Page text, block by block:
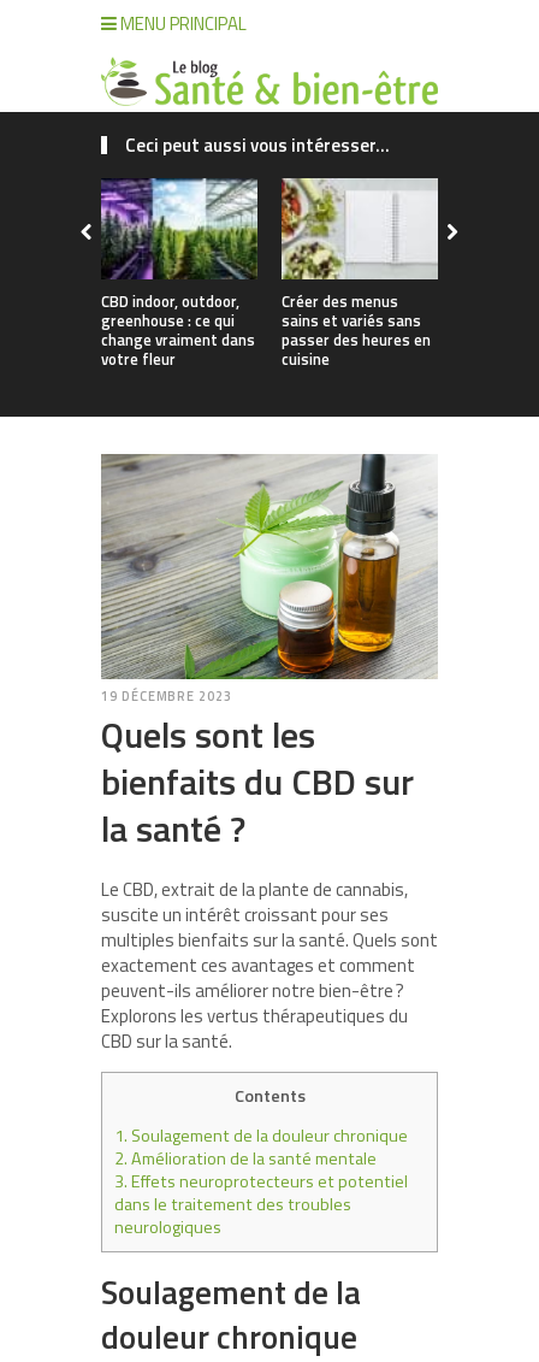
MENU PRINCIPAL
Ceci peut aussi vous intéresser...
CBD indoor, outdoor,
greenhouse : ce qui
change vraiment dans
votre fleur
Créer des menus
sains et variés sans
passer des heures en
cuisine
19 DÉCEMBRE 2023
Quels sont les
bienfaits du CBD sur
la santé ?
Le CBD, extrait de la plante de cannabis,
suscite un intérêt croissant pour ses
multiples bienfaits sur la santé. Quels sont
exactement ces avantages et comment
peuvent-ils améliorer notre bien-être ?
Explorons les vertus thérapeutiques du
CBD sur la santé.
Contents
1. Soulagement de la douleur chronique
2.Amélioration de la santé mentale
3.Effets neuroprotecteurs et potentiel
dans le traitement des troubles
neurologiques
Soulagement de la
douleur chronique